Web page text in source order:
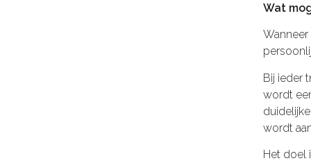
Wat
Bij ieder
wordt
wordt
Het doel